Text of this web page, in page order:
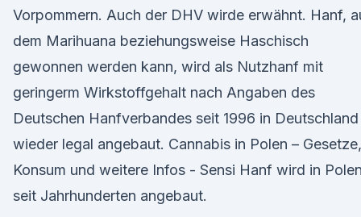
Vorpommern. Auch der DHV wirde erwähnt. Hanf,
dem Marihuana beziehungsweise Haschisch
gewonnen werden kann, wird als Nutzhanf mit
geringerm Wirkstoffgehalt nach Angaben des
Deutschen Hanfverbandes seit 1996 in Deutschland
wieder legal angebaut. Cannabis in Polen – Gesetze,
Konsum und weitere Infos - Sensi Hanf wird in
seit Jahrhunderten angebaut.